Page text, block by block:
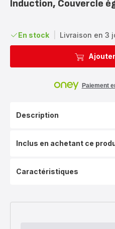
Induction, Couvercle
En stock Livraison en 3
Paiement
Description
Inclus en achetant ce
Caractéristiques